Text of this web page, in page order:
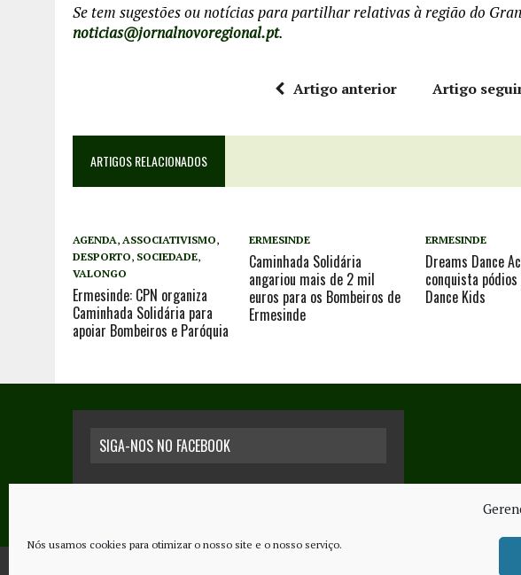
Nós usamos cookies para otimizar o nosso site e o nosso serviço.
Se tem sugestões ou notícias para partilhar relativas à região do
noticias@jornalnovoregional.pt.
Artigo anterior Artigo
ARTIGOS RELACIONADOS
AGENDA, ASSOCIATIVISMO,
DESPORTO, SOCIEDADE,
VALONGO
Ermesinde: CPN organiza
Caminhada Solidária para
apoiar Bombeiros e Paróquia
ERMESINDE
Caminhada Solidária
angariou mais de 2 mil
euros para os Bombeiros de
Ermesinde
ERMESINDE
Dreams Dance
conquista
Dance Kids
SIGA-NOS NO FACEBOOK